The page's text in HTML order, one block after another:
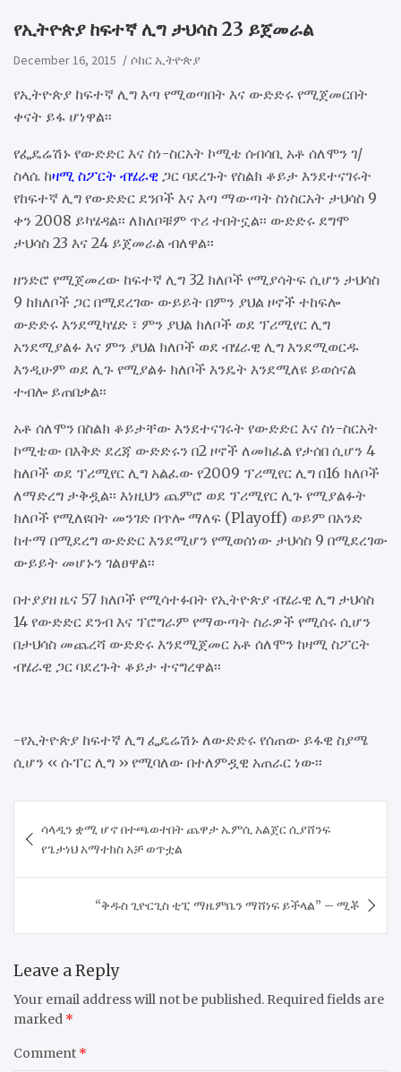
የኢትዮጵያ ከፍተኛ ሊግ ታህሳስ 23 ይጀመራል
December 16, 2015 ሶከር ኢትዮጵያ
የኢትዮጵያ ከፍተኛ ሊግ እጣ የሚወጣበት እና ውድድሩ የሚጀመርበት
ቀናት ይፋ ሆነዋል፡፡
የፌዴሬሽኑ የውድድር እና ስነ-ስርአት ኮሚቴ ሰብሳቢ አቶ ሰለሞን ገ/
ስላሴ ከዛሚ ስፖርት ብሄራዊ ጋር ባደረጉት የስልክ ቆይታ እንደተናገሩት
የከፍተኛ ሊግ የውድድር ደንቦች እና እጣ ማውጣት ስነስርአት ታህሳስ 9
ቀን 2008 ይካሄዳል፡፡ ለክለቦቹም ጥሪ ተበትኗል፡፡ ውድድሩ ደግሞ
ታህሳስ 23 እና 24 ይጀመራል ብለዋል፡፡
ዘንድሮ የሚጀመረው ከፍተኛ ሊግ 32 ክለቦች የሚያሳትፍ ሲሆን ታህሳስ
9 ከክለቦች ጋር በሚደረገው ውይይት በምን ያህል ዞኖች ተከፍሎ
ውድድሩ እንደሚካሄድ ፣ ምን ያህል ክለቦች ወደ ፕሪሚየር ሊግ
አንደሚያልፉ እና ምን ያህል ክለቦች ወደ ብሄራዊ ሊግ እንደሚወርዱ
እንዲሁም ወደ ሊጉ የሚያልፉ ክለቦች እንዴት እንደሚለዩ ይወሰናል
ተብሎ ይጠበቃል፡፡
አቶ ሰለሞን በስልክ ቆይታቸው እንደተናገሩት የውድድር እና ስነ-ስርአት
ኮሚቴው በእቅድ ደረጃ ውድድሩን በ2 ዞኖች ለመክፈል የታሰበ ሲሆን 4
ከለቦች ወደ ፕሪሚየር ሊግ አልፈው የ2009 ፕሪሚየር ሊግ በ16 ክለቦች
ለማድረግ ታቅዷል፡፡ እነዚህን ጨምሮ ወደ ፕሪሚየር ሊጉ የሚያልፉት
ክለቦች የሚለዩበት መንገድ በጥሎ ማለፍ (Playoff) ወይም በአንድ
ከተማ በሚደረግ ውድድር እንደሚሆን የሚወሰነው ታህሳስ 9 በሚደረገው
ውይይት መሆኑን ገልፀዋል፡፡
በተያያዘ ዜና 57 ክለቦች የሚሳተፉበት የኢትዮጵያ ብሄራዊ ሊግ ታህሳስ
14 የውድድር ደንብ እና ፕሮግራም የማውጣት ስራዎች የሚሰሩ ሲሆን
በታህሳስ መጨረሻ ውድድሩ እንደሚጀመር አቶ ሰለሞን ከዛሚ ስፖርት
ብሄራዊ ጋር ባደረጉት ቆይታ ተናግረዋል፡፡
-የኢትዮጵያ ከፍተኛ ሊግ ፌዴሬሽኑ ለውድድሩ የሰጠው ይፋዊ ስያሜ
ሲሆን ‹‹ ሱፐር ሊግ ›› የሚባለው በተለምዷዊ አጠራር ነው፡፡
navigation
ሳላዲን ቋሚ ሆኖ በተጫወተበት ጨዋታ ኤምሲ አልጀር ሲያሸንፍ
የጌታነህ አማተክስ አቻ ወጥቷል
“ቅዱስ ጊዮርጊስ ቲፒ ማዜምቤን ማሸነፍ ይችላል” – ሚቾ
Leave a Reply
Your email address will not be published. Required fields are
marked *
Comment *